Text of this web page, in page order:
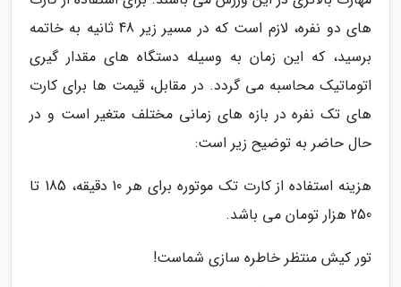
های دو نفره، لازم است که در مسیر زیر 48 ثانیه به خاتمه
برسید، که این زمان به وسیله دستگاه های مقدار گیری
اتوماتیک محاسبه می گردد. در مقابل، قیمت ها برای کارت
های تک نفره در بازه های زمانی مختلف متغیر است و در
حال حاضر به توضیح زیر است:
هزینه استفاده از کارت تک موتوره برای هر 10 دقیقه، 185 تا
250 هزار تومان می باشد.
تور کیش منتظر خاطره سازی شماست!